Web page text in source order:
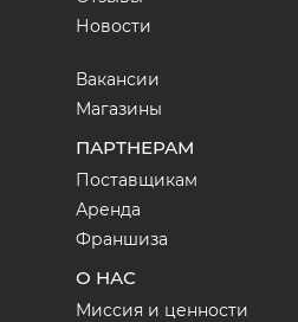
Новости
Вакансии
Магазины
ПАРТНЕРАМ
Поставщикам
Аренда
Франшиза
О НАС
Миссия и ценности